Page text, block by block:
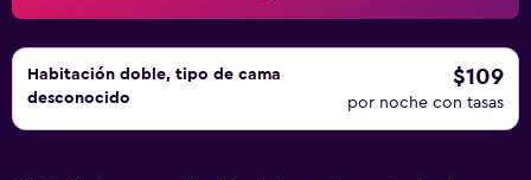
Habitación doble, tipo de cama
desconocido
$109
por noche con tasas